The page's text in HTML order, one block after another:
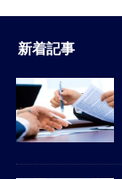
新着記事